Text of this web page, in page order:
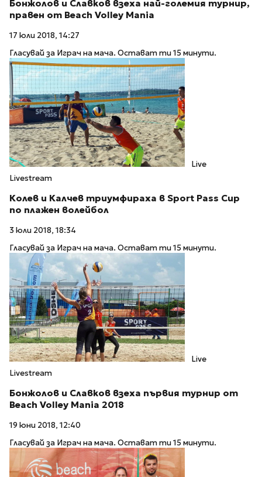
Бонжолов и Славков взеха най-големия турнир,
правен от Beach Volley Mania
17 юли 2018, 14:27
Гласувай за Играч на мача. Остават ти 15 минути.
Live
Livestream
Колев и Калчев триумфираха в Sport Pass Cup
по плажен волейбол
3 юли 2018, 18:34
Гласувай за Играч на мача. Остават ти 15 минути.
Live
Livestream
Бонжолов и Славков взеха първия турнир от
Beach Volley Mania 2018
19 юни 2018, 12:40
Гласувай за Играч на мача. Остават ти 15 минути.